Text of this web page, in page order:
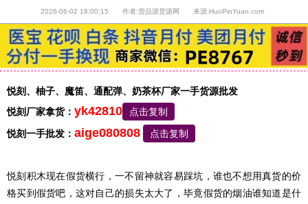
2026-06-02 18:00:15 作者:货品源货源网 来源:HuoPinYuan.com
悦刻、柚子、魔笛、通配弹、奶茶杯厂家一手货源批发
悦刻厂家拿货： yk42810
点击复制
悦刻一手批发： aige080808 点击复制
悦刻积木现在假货横行，一不留神就容易踩坑，谁也不想用真货的价
格买到假货吧，这对自己的损失太大了，毕竟假货的烟油谁知道是什